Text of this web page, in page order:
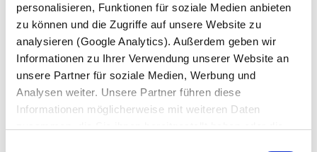
personalisieren, Funktionen für soziale Medien anbieten
zu können und die Zugriffe auf unsere Website zu
analysieren (Google Analytics). Außerdem geben wir
Informationen zu Ihrer Verwendung unserer Website an
unsere Partner für soziale Medien, Werbung und
Analysen weiter. Unsere Partner führen diese
Informationen möglicherweise mit weiteren Daten
keliamus kokybės reikalavimus, mūsų įmonės filosofijoje
mokymas ir tobulinimas yra kertiniai akmenys.
Jauni žmonės – mūsų pamatas. Daug jaunų žmonių
baigia KRONE organizuojamus įvairių specialybių
mokymus. Tokiu būdu, didžiąją dalį reikalingų kvalifikuotų
specialistų atsirenkame iš savo gretų.